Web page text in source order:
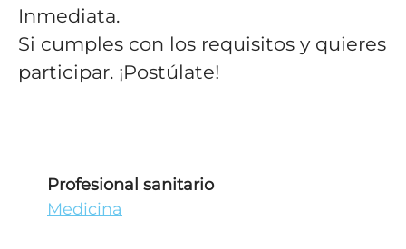
Inmediata.
Si cumples con los requisitos y quieres
participar. ¡Postúlate!
Profesional sanitario
Medicina